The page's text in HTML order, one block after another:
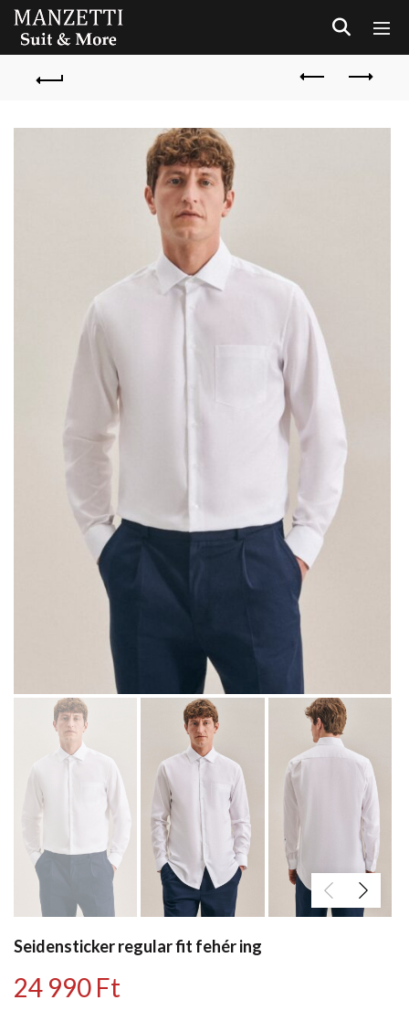
Seidensticker regular fit fehér ing
24 990 Ft